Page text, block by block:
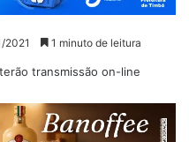
2021 1 minuto de leitura